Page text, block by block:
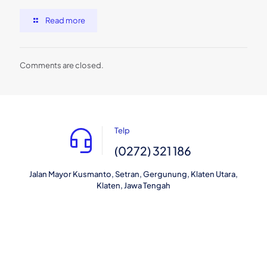
Read more
Comments are closed.
Telp
(0272) 321 186
Jalan Mayor Kusmanto, Setran, Gergunung, Klaten Utara,
Klaten, Jawa Tengah